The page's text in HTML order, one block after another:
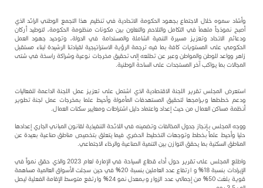
وأشاد سموه خلال الاجتماع بجهود الحكومة الاتحادية في تنظيم هذا التجمع الوطني الرائد الذي
أصبح نموذجاً ملهماَ في التكامل والتلاحم والتعاون بين مكونات منظومة الحكومة، لتوطيد أركان
ودعائم الاتحاد وتعزيز مسيرة التنمية الشاملة والمستدامة في الدولة، وتوحيد جهود العمل
الحكومي على المستويات كافة بما فيه ترجمة الرؤية الاستراتيجية لقيادتنا الرشيدة لبناء مستقبل
زاهر وواعد للوطن والمواطن وعبر عن تطلعه إلى تحقيق مخرجات نوعية وشراكة راسخة في شتى
المجالات بما يواكب آخر المستجدات على الساحة الوطنية.
استعرض المجلس تقرير اللجنة الاقتصادية الذي اشتمل على تعزيز عمل اللجنة الداعمة للفعاليات
ودعم خططها وبرامجها لتحقيق المستهدفات المأمولة وأحيط علما بمخرجات عمل لجنة تطوير
أنظمة مساكن العمال من حيث إعداد واعتماد دليل اشتراطات ومعايير سكنات العمال.
ووجه المجلس بإنجاز جدول المخالفات وتضمينه في اللائحة التنفيذية لقانون المباني الجاري إعدادها
حليا وأحيط علماً بخطط وتوجهات التخطيط الحضري فيما يتعلق بتخصيص مناطق صناعية بعيدة عن
المناطق السكنية بما يحقق التوازن بين التنمية الصناعية والرخاء الاجتماعي.
واطلع المجلس على تقرير حول أداء قطاع السياحة في الإمارة لعام 2023 والذي حقق نمواً في
الإيرادات بنسبة 18% و ارتفاع عدد العاملين بنسبة 20% في حين سجلت الأسواق العالمية مساهمة
قوية بلغت 50% من إجمالي عدد الزوار وبمعدل نمو 24% وارتفع متوسط الإقامة الفعلية ليصل